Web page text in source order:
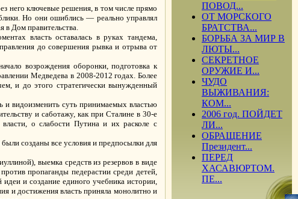
него ключевые решения, в том числе прямо
Но они ошиблись — реально управлял
в Дом правительства.
власть оставалась в руках тандема,
до совершения рывка и отрыва от
возрождения оборонки, подготовка к
Медведева в 2008-2012 годах. Более
и до этого стратегически вынужденный
и видоизменить суть принимаемых властью
и саботажу, как при Сталине в 30-е
о слабости Путина и их расколе с
созданы все условия и предпосылки для
выемка средств из резервов в виде
пропаганды педерастии среди детей,
и создание единого учебника истории,
и достижения власть приняла монолитно и
ПОВОД...
ОТ МОРСКОГО
БРАТСТВА...
БОРЬБА ЗА МИР В
ЛЮТЫ...
СЕКРЕТНОЕ
ОРУЖИЕ И...
ЧУДО
ВЫЖИВАНИЯ:
КОМ...
2006 год. ПОЙДЕТ
ЛИ...
ОБРАЩЕНИЕ
Президент...
ПЕРЕД
ХАСАВЮРТОМ.
ПЕ...